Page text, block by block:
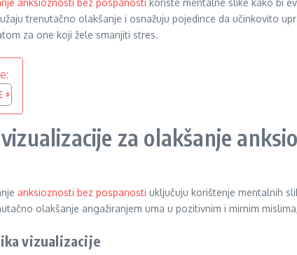
anksioznosti bez pospanosti koriste mentalne slike kako bi
trenutačno olakšanje i osnažuju pojedince da učinkovito
za one koji žele smanjiti stres.
za olakšanje
anksioznosti bez pospanosti uključuju korištenje mentalnih
olakšanje angažiranjem uma u pozitivnim i mirnim
vizualizacije